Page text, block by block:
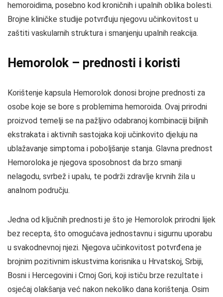
hemoroidima, posebno kod kroničnih i upalnih oblika bolesti.
Brojne kliničke studije potvrđuju njegovu učinkovitost u
zaštiti vaskularnih struktura i smanjenju upalnih reakcija.
Hemorolok – prednosti i koristi
Korištenje kapsula Hemorolok donosi brojne prednosti za
osobe koje se bore s problemima hemoroida. Ovaj prirodni
proizvod temelji se na pažljivo odabranoj kombinaciji biljnih
ekstrakata i aktivnih sastojaka koji učinkovito djeluju na
ublažavanje simptoma i poboljšanje stanja. Glavna prednost
Hemoroloka je njegova sposobnost da brzo smanji
nelagodu, svrbež i upalu, te podrži zdravlje krvnih žila u
analnom području.
Jedna od ključnih prednosti je što je Hemorolok prirodni lijek
bez recepta, što omogućava jednostavnu i sigurnu uporabu
u svakodnevnoj njezi. Njegova učinkovitost potvrđena je
brojnim pozitivnim iskustvima korisnika u Hrvatskoj, Srbiji,
Bosni i Hercegovini i Crnoj Gori, koji ističu brze rezultate i
osjećaj olakšanja već nakon nekoliko dana korištenja. Osim